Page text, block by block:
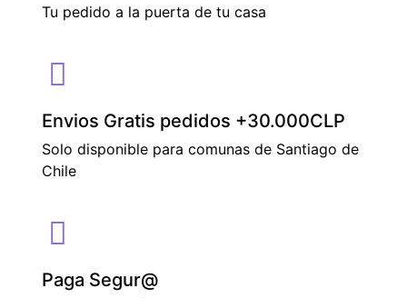
Tu pedido a la puerta de tu casa
Envios Gratis pedidos +30.000CLP
Solo disponible para comunas de Santiago de
Chile
Paga Segur@